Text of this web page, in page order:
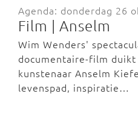
Agenda: donderdag 26
Film | Anselm
Wim Wenders'
documentaire-film
kunstenaar Anselm
levenspad, inspiratie…